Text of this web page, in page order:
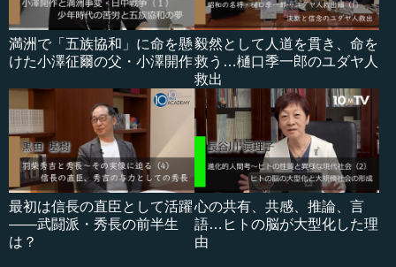
満洲で「五族協和」に命を懸
けた小澤征爾の父・小澤開作
毅然として人道を貫き、命を
救う…樋口季一郎のユダヤ人
救出
最初は信長の直臣として活躍
――武闘派・秀長の前半生
は？
心の共有、共感、推論、言
語…ヒトの脳が大型化した理
由